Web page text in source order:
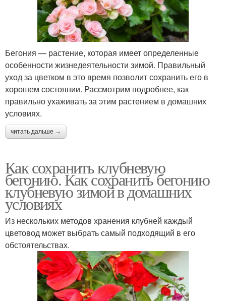
Бегония — растение, которая имеет определенные
особенности жизнедеятельности зимой. Правильный
уход за цветком в это время позволит сохранить его в
хорошем состоянии. Рассмотрим подробнее, как
правильно ухаживать за этим растением в домашних
условиях.
читать дальше →
Как сохранить клубневую
бегонию. Как сохранить бегонию
клубневую зимой в домашних
условиях
Из нескольких методов хранения клубней каждый
цветовод может выбрать самый подходящий в его
обстоятельствах.